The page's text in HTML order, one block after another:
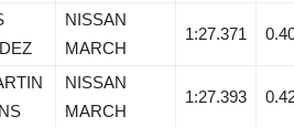
NISSAN
MARCH
1:27.371
NISSAN
MARCH
1:27.393